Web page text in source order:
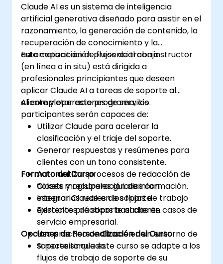
Claude AI es un sistema de inteligencia
artificial generativa diseñado para asistir en el
razonamiento, la generación de contenido, la
recuperación de conocimiento y la
automatización de flujos de trabajo.
Esta capacitación presencial con instructor
(en línea o in situ) está dirigida a
profesionales principiantes que deseen
aplicar Claude AI a tareas de soporte al
cliente y operaciones de servicio.
Al completar este programa, los
participantes serán capaces de:
Utilizar Claude para acelerar la
clasificación y el triaje del soporte.
Generar respuestas y resúmenes para
clientes con un tono consistente.
Automatizar procesos de redacción de
tickets y recuperación de información.
Integrar Claude en los flujos de trabajo
existentes de soporte al cliente.
Formato del Curso
Clases magistrales guiadas con
escenarios reales de soporte.
Ejercicios prácticos basados en casos de
servicio empresarial.
Uso práctico de Claude en un entorno de
soporte simulado.
Opciones de Personalización del Curso
Si necesita que este curso se adapte a los
flujos de trabajo de soporte de su